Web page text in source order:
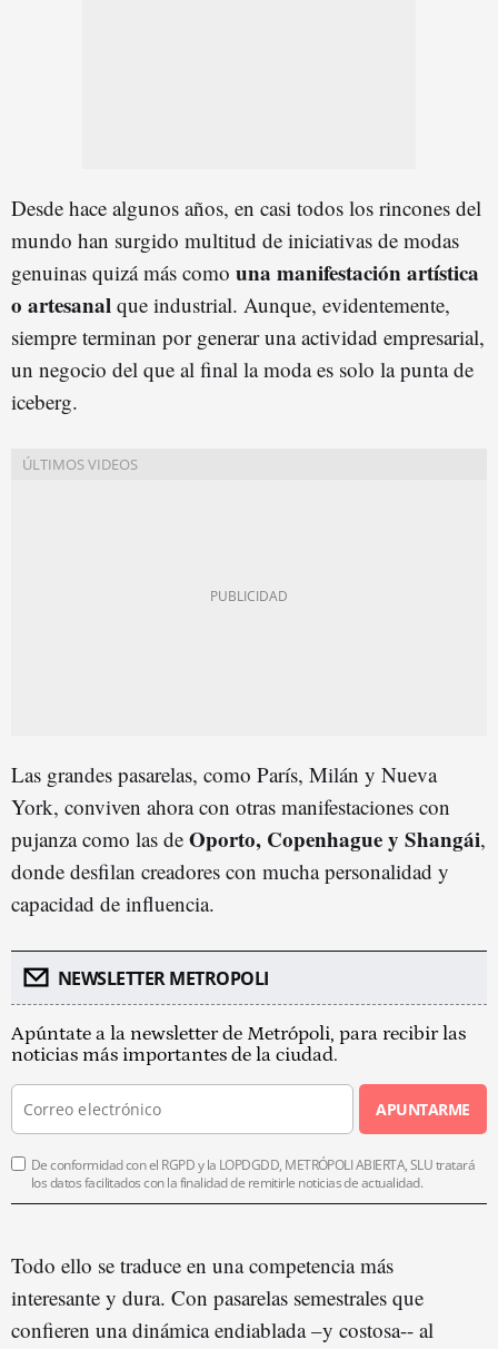
Desde hace algunos años, en casi todos los rincones del
mundo han surgido multitud de iniciativas de modas
genuinas quizá más como una manifestación artística
o artesanal que industrial. Aunque, evidentemente,
siempre terminan por generar una actividad empresarial,
un negocio del que al final la moda es solo la punta de
iceberg.
Las grandes pasarelas, como París, Milán y Nueva
York, conviven ahora con otras manifestaciones con
pujanza como las de Oporto, Copenhague y Shangái,
donde desfilan creadores con mucha personalidad y
capacidad de influencia.
NEWSLETTER METROPOLI
Apúntate a la newsletter de Metrópoli, para recibir las
noticias más importantes de la ciudad.
APUNTARME
De conformidad con el RGPD y la LOPDGDD, METRÓPOLI ABIERTA, SLU tratará
los datos facilitados con la finalidad de remitirle noticias de actualidad.
Todo ello se traduce en una competencia más
interesante y dura. Con pasarelas semestrales que
confieren una dinámica endiablada –y costosa-- al